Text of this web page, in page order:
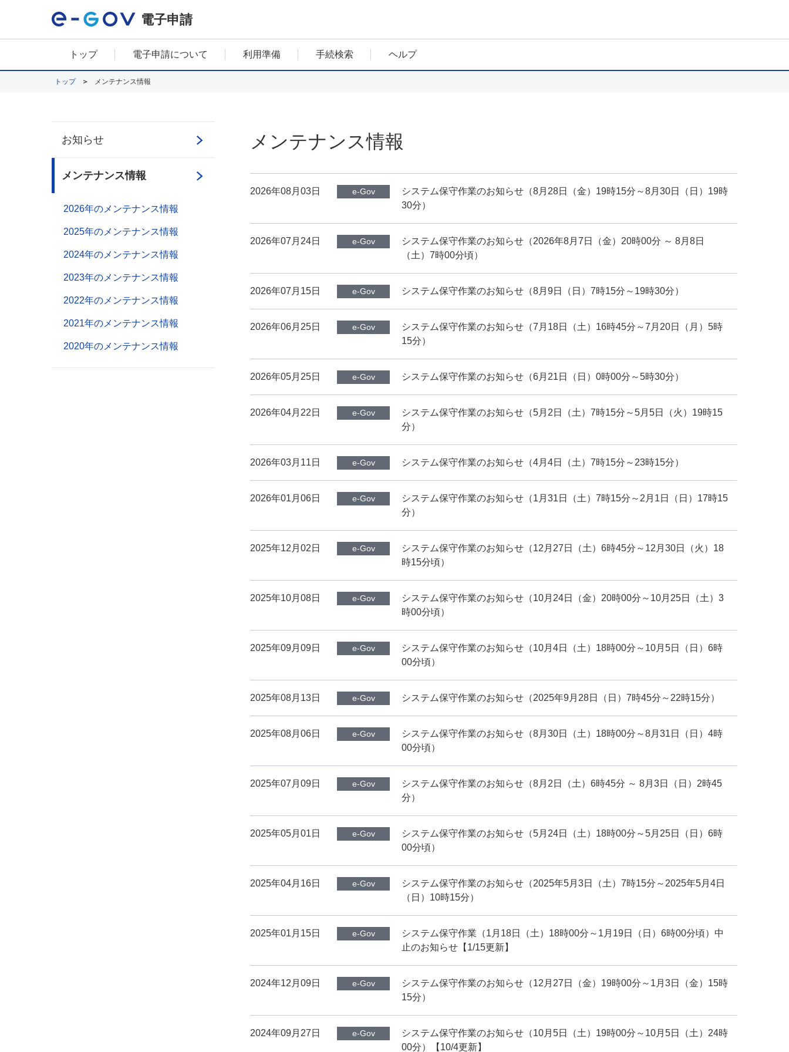
電子申請
トップ 電子申請について 利用準備 手続検索 ヘルプ
トップ メンテナンス情報
メンテナンス情報
2026年08月03日 e-Gov
システム保守作業のお知らせ（8月28日（金）19時15分～8月30日（日）19時
30分）
2026年07月24日 e-Gov
システム保守作業のお知らせ（2026年8月7日（金）20時00分 ～ 8月8日
（土）7時00分頃）
2026年07月15日 e-Gov システム保守作業のお知らせ（8月9日（日）7時15分～19時30分）
2026年06月25日 e-Gov
システム保守作業のお知らせ（7月18日（土）16時45分～7月20日（月）5時
15分）
2026年05月25日 e-Gov システム保守作業のお知らせ（6月21日（日）0時00分～5時30分）
2026年04月22日 e-Gov
システム保守作業のお知らせ（5月2日（土）7時15分～5月5日（火）19時15
分）
2026年03月11日 e-Gov システム保守作業のお知らせ（4月4日（土）7時15分～23時15分）
2026年01月06日 e-Gov
システム保守作業のお知らせ（1月31日（土）7時15分～2月1日（日）17時15
分）
2025年12月02日 e-Gov
システム保守作業のお知らせ（12月27日（土）6時45分～12月30日（火）18
時15分頃）
2025年10月08日 e-Gov
システム保守作業のお知らせ（10月24日（金）20時00分～10月25日（土）3
時00分頃）
2025年09月09日 e-Gov
システム保守作業のお知らせ（10月4日（土）18時00分～10月5日（日）6時
00分頃）
2025年08月13日 e-Gov システム保守作業のお知らせ（2025年9月28日（日）7時45分～22時15分）
2025年08月06日 e-Gov
システム保守作業のお知らせ（8月30日（土）18時00分～8月31日（日）4時
00分頃）
2025年07月09日 e-Gov
システム保守作業のお知らせ（8月2日（土）6時45分 ～ 8月3日（日）2時45
分）
2025年05月01日 e-Gov
システム保守作業のお知らせ（5月24日（土）18時00分～5月25日（日）6時
00分頃）
2025年04月16日 e-Gov
システム保守作業のお知らせ（2025年5月3日（土）7時15分～2025年5月4日
（日）10時15分）
2025年01月15日 e-Gov
システム保守作業（1月18日（土）18時00分～1月19日（日）6時00分頃）中
止のお知らせ【1/15更新】
2024年12月09日 e-Gov
システム保守作業のお知らせ（12月27日（金）19時00分～1月3日（金）15時
15分）
2024年09月27日 e-Gov
システム保守作業のお知らせ（10月5日（土）19時00分～10月5日（土）24時
00分）【10/4更新】
お知らせ
メンテナンス情報
2026年のメンテナンス情報
2025年のメンテナンス情報
2024年のメンテナンス情報
2023年のメンテナンス情報
2022年のメンテナンス情報
2021年のメンテナンス情報
2020年のメンテナンス情報